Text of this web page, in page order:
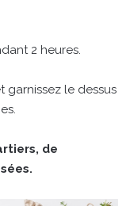
2 heures.
garnissez le dessus
de